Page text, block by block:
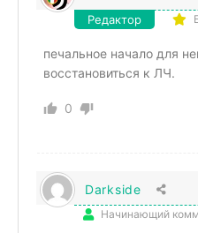
Редактор
печальное начало для
восстановиться к ЛЧ.
0
Darkside
Начинающий